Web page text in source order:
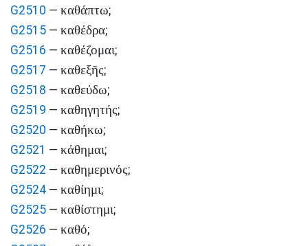
G2510 — καθάπτω;
G2515 — καθέδρα;
G2516 — καθέζομαι;
G2517 — καθεξῆς;
G2518 — καθεύδω;
G2519 — καθηγητής;
G2520 — καθήκω;
G2521 — κάθημαι;
G2522 — καθημερινός;
G2524 — καθίημι;
G2525 — καθίστημι;
G2526 — καθό;